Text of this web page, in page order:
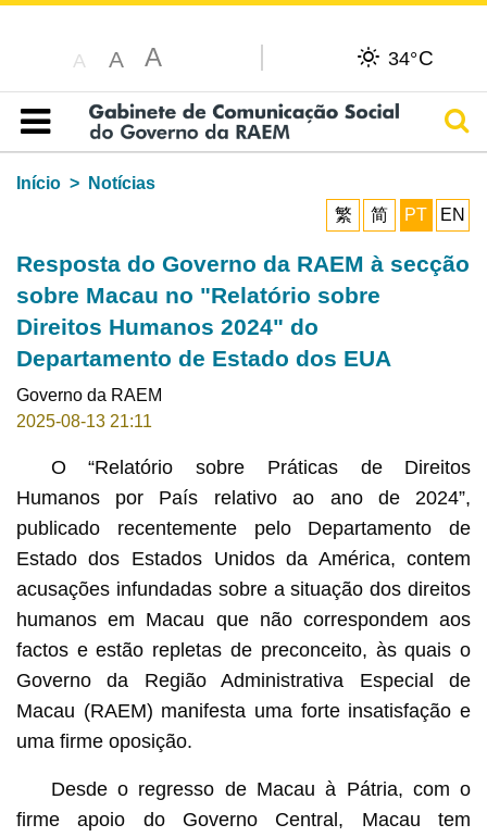
A A A 34°C
Índice
Início
Notícias
繁
简 PT EN
Resposta do Governo da RAEM à secção
sobre Macau no "Relatório sobre
Direitos Humanos 2024" do
Departamento de Estado dos EUA
Governo da RAEM
2025-08-13 21:11
O “Relatório sobre Práticas de Direitos
Humanos por País relativo ao ano de 2024”,
publicado recentemente pelo Departamento de
Estado dos Estados Unidos da América, contem
acusações infundadas sobre a situação dos direitos
humanos em Macau que não correspondem aos
factos e estão repletas de preconceito, às quais o
Governo da Região Administrativa Especial de
Macau (RAEM) manifesta uma forte insatisfação e
uma firme oposição.
Desde o regresso de Macau à Pátria, com o
firme apoio do Governo Central, Macau tem